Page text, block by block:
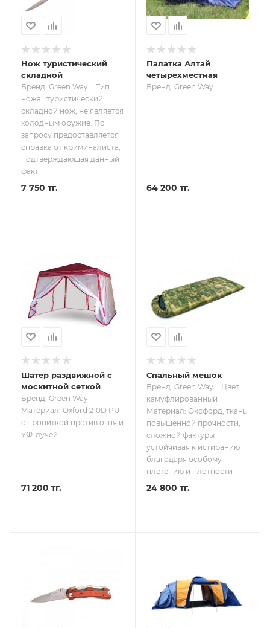
Нож туристический
складной
Бренд: Green Way
Тип
ножа : туристический
складной нож, не является
холодным оружие. По
запросу предоставляется
справка от криминалиста,
подтверждающая данный
факт.
7 750 тг.
Палатка Алтай
четырехместная
Бренд: Green Way
64 200 тг.
Шатер раздвижной с
москитной сеткой
Бренд: Green Way
Материал: Oxford 210D PU
с пропиткой против огня и
УФ-лучей
71 200 тг.
Спальный мешок
Бренд: Green Way
Цвет:
камуфлированный
Материал: Оксфорд, ткань
повышенной прочности,
сложной фактуры
устойчивая к истиранию
благодаря особому
плетению и плотности
24 800 тг.